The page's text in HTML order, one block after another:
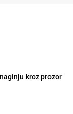
kroz prozor